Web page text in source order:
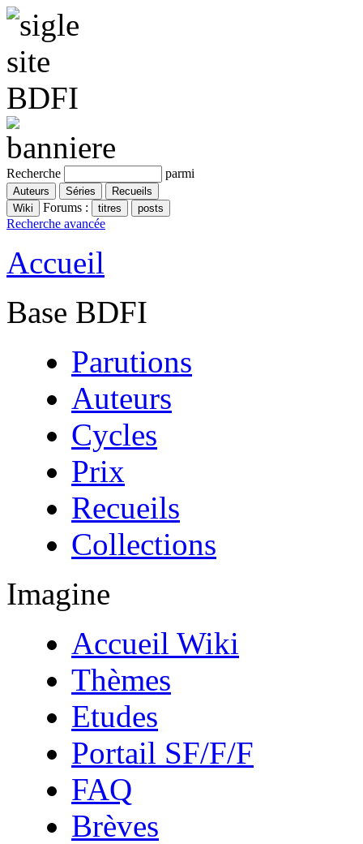
Recherche parmi
Forums :
Recherche avancée
Accueil
Base BDFI
Parutions
Auteurs
Cycles
Prix
Recueils
Collections
Imagine
Accueil Wiki
Thèmes
Etudes
Portail SF/F/F
FAQ
Brèves